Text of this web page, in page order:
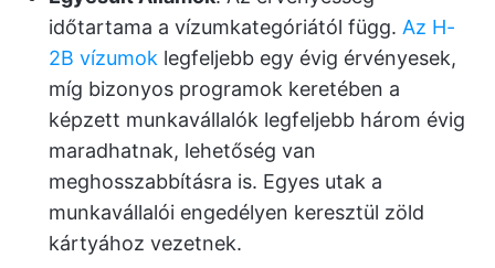
időtartama a vízumkategóriától függ. Az H-
2B vízumok legfeljebb egy évig érvényesek,
míg bizonyos programok keretében a
képzett munkavállalók legfeljebb három évig
maradhatnak, lehetőség van
meghosszabbításra is. Egyes utak a
munkavállalói engedélyen keresztül zöld
kártyához vezetnek.